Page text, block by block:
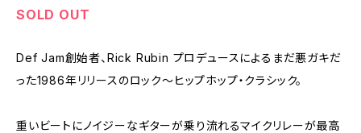
SOLD OUT
Def Jam創始者、Rick Rubin プロデュースによるまだ悪ガキだ
った1986年リリースのロック〜ヒップホップ・クラシック。
重いビートにノイジーなギターが乗り流れるマイクリレーが最高